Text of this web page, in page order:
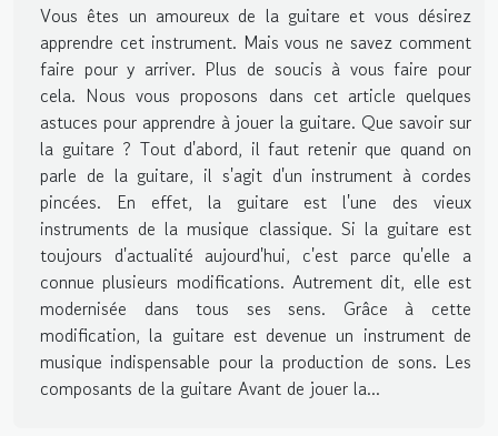
Vous êtes un amoureux de la guitare et vous désirez
apprendre cet instrument. Mais vous ne savez comment
faire pour y arriver. Plus de soucis à vous faire pour
cela. Nous vous proposons dans cet article quelques
astuces pour apprendre à jouer la guitare. Que savoir sur
la guitare ? Tout d'abord, il faut retenir que quand on
parle de la guitare, il s'agit d'un instrument à cordes
pincées. En effet, la guitare est l'une des vieux
instruments de la musique classique. Si la guitare est
toujours d'actualité aujourd'hui, c'est parce qu'elle a
connue plusieurs modifications. Autrement dit, elle est
modernisée dans tous ses sens. Grâce à cette
modification, la guitare est devenue un instrument de
musique indispensable pour la production de sons. Les
composants de la guitare Avant de jouer la...